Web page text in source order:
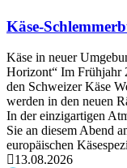
Käse-
Käse in neuer
Horizont“ Im Frühjahr
den Schweizer Käse
werden in den neuen
In der einzigartigen
Sie an diesem Abend
europäischen
13.08.2026